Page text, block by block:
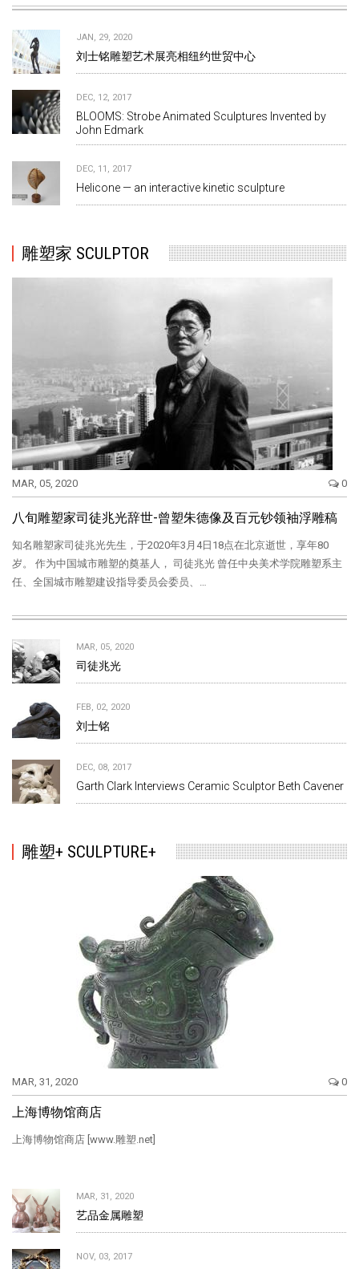
JAN, 29, 2020
刘士铭雕塑艺术展亮相纽约世贸中心
DEC, 12, 2017
BLOOMS: Strobe Animated Sculptures Invented by
John Edmark
DEC, 11, 2017
Helicone — an interactive kinetic sculpture
雕塑家 SCULPTOR
MAR, 05, 2020 0
八旬雕塑家司徒兆光辞世-曾塑朱德像及百元钞领袖浮雕稿
知名雕塑家司徒兆光先生，于2020年3月4日18点在北京逝世，享年80
岁。 作为中国城市雕塑的奠基人， 司徒兆光 曾任中央美术学院雕塑系主
任、全国城市雕塑建设指导委员会委员、…
MAR, 05, 2020
司徒兆光
FEB, 02, 2020
刘士铭
DEC, 08, 2017
Garth Clark Interviews Ceramic Sculptor Beth Cavener
雕塑+ SCULPTURE+
MAR, 31, 2020 0
上海博物馆商店
上海博物馆商店 [www.雕塑.net]
MAR, 31, 2020
艺品金属雕塑
NOV, 03, 2017